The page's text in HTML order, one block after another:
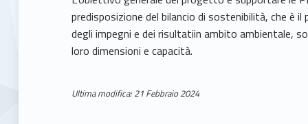
n
t
e
predisposizione del bilancio di sostenibilità, che è
degli impegni e dei risultatiin ambito ambientale,
loro dimensioni e capacità.
Ultima modifica: 21 Febbraio 2024
Skip back to main navigation